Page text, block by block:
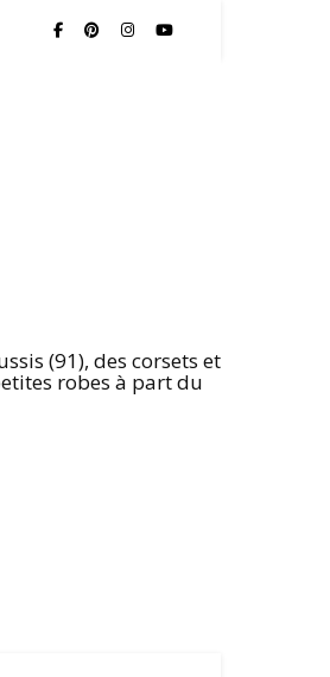
(91), des corsets et
robes à part du